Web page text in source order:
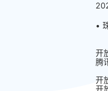
•
开
腾
开
开